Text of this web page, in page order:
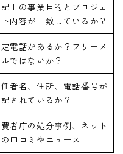
上の事業目的とプロジェ
内容が一致しているか？
電話があるか？フリーメ
ではないか？
者名、住所、電話番号が
されているか？
者庁の処分事例、ネット
口コミやニュース